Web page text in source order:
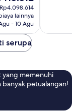
lainnya
- 10 Agu
serupa
yang memenuhi
petualangan!